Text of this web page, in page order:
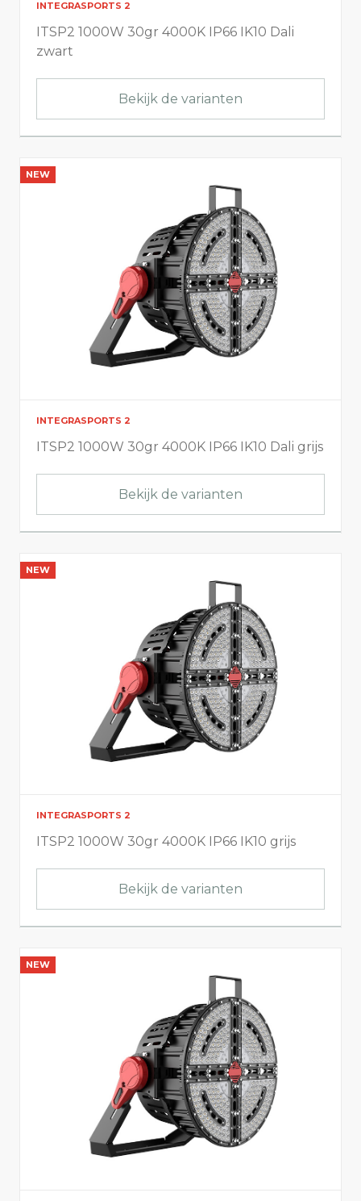
INTEGRASPORTS 2
ITSP2 1000W 30gr 4000K IP66 IK10 Dali
zwart
Bekijk de varianten
NEW
INTEGRASPORTS 2
ITSP2 1000W 30gr 4000K IP66 IK10 Dali grijs
Bekijk de varianten
NEW
INTEGRASPORTS 2
ITSP2 1000W 30gr 4000K IP66 IK10 grijs
Bekijk de varianten
NEW